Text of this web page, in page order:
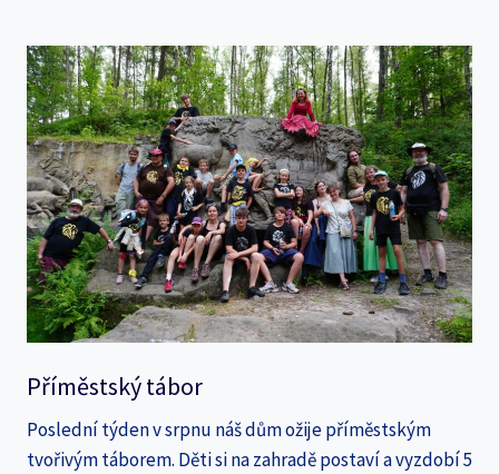
Příměstský tábor
Poslední týden v srpnu náš dům ožije příměstským
tvořivým táborem. Děti si na zahradě postaví a vyzdobí 5